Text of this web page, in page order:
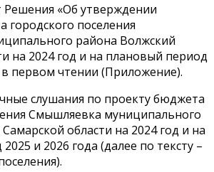
Решения «Об утверждении
городского поселения
района Волжский
на 2024 год и на плановый период
в первом чтении (Приложение).
слушания по проекту бюджета
Смышляевка муниципального
области на 2024 год и на
и 2026 года (далее по тексту –